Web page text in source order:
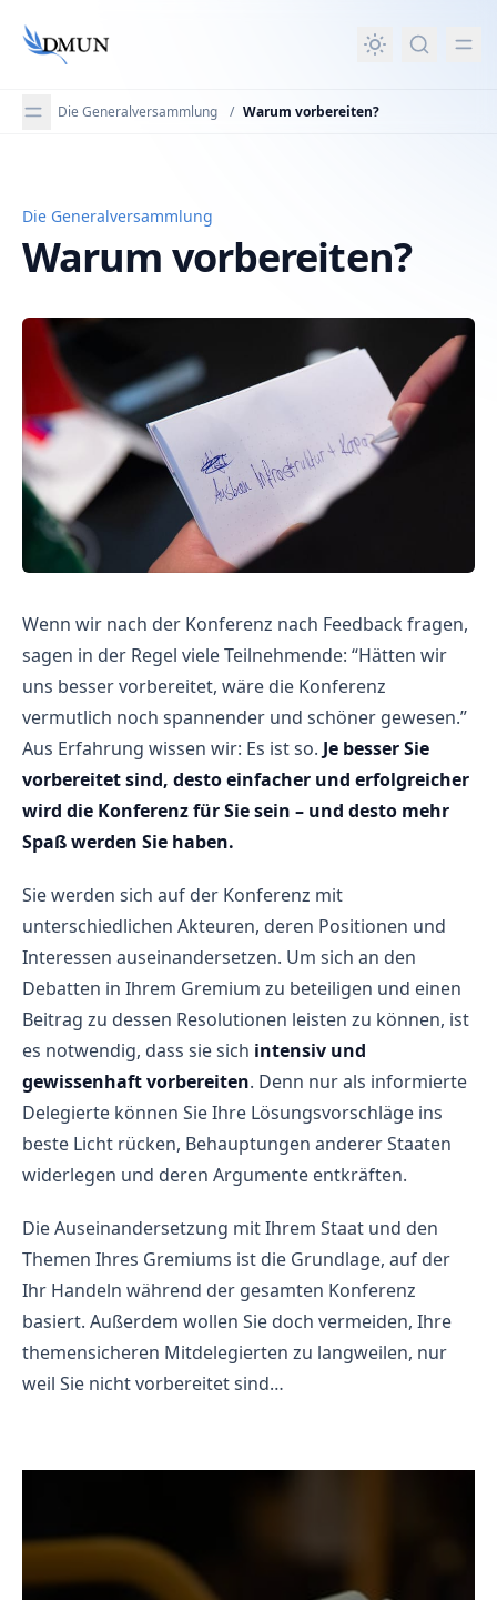
content
Die Generalversammlung / Warum vorbereiten?
Warum vorbereiten?
Die Generalversammlung
Warum vorbereiten?
Wenn wir nach der Konferenz nach Feedback fragen,
sagen in der Regel viele Teilnehmende: “Hätten wir
uns besser vorbereitet, wäre die Konferenz
vermutlich noch spannender und schöner gewesen.”
Aus Erfahrung wissen wir: Es ist so. Je besser Sie
vorbereitet sind, desto einfacher und erfolgreicher
wird die Konferenz für Sie sein – und desto mehr
Spaß werden Sie haben.
Sie werden sich auf der Konferenz mit
unterschiedlichen Akteuren, deren Positionen und
Interessen auseinandersetzen. Um sich an den
Debatten in Ihrem Gremium zu beteiligen und einen
Beitrag zu dessen Resolutionen leisten zu können, ist
es notwendig, dass sie sich intensiv und
gewissenhaft vorbereiten. Denn nur als informierte
Delegierte können Sie Ihre Lösungsvorschläge ins
beste Licht rücken, Behauptungen anderer Staaten
widerlegen und deren Argumente entkräften.
Die Auseinandersetzung mit Ihrem Staat und den
Themen Ihres Gremiums ist die Grundlage, auf der
Ihr Handeln während der gesamten Konferenz
basiert. Außerdem wollen Sie doch vermeiden, Ihre
themensicheren Mitdelegierten zu langweilen, nur
weil Sie nicht vorbereitet sind…